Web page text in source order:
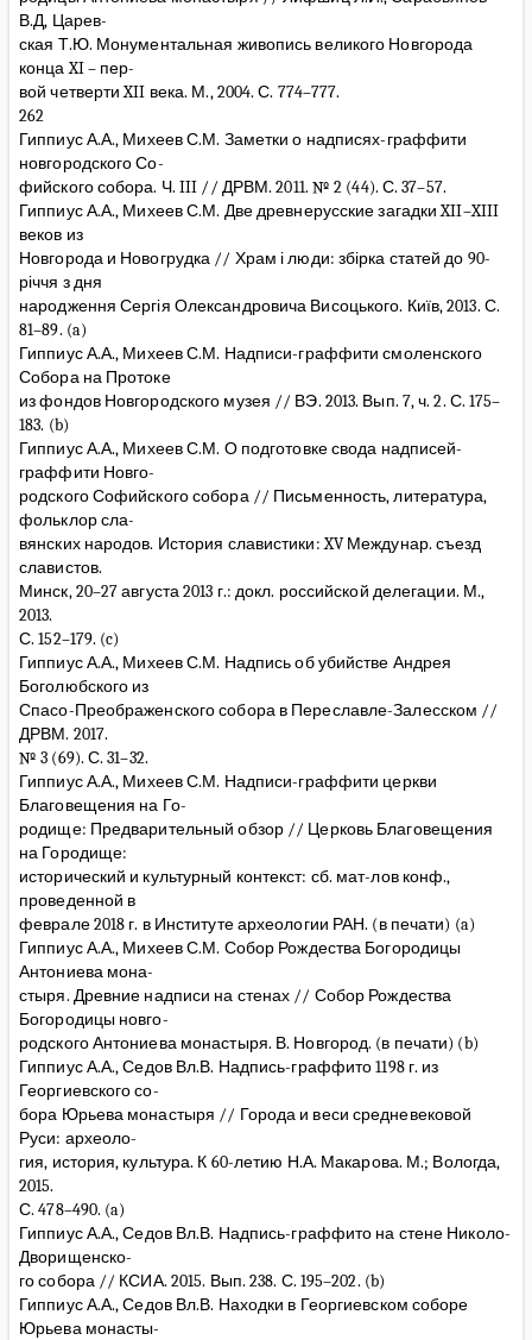
В.Д, Царев-
ская Т.Ю. Монументальная живопись великого Новгорода
конца XI – пер-
вой четверти XII века. М., 2004. С. 774–777.
262
Гиппиус А.А., Михеев С.М. Заметки о надписях-граффити
новгородского Со-
фийского собора. Ч. III // ДРВМ. 2011. № 2 (44). С. 37–57.
Гиппиус А.А., Михеев С.М. Две древнерусские загадки XII–XIII
веков из
Новгорода и Новогрудка // Храм і люди: збірка статей до 90-
річчя з дня
народження Сергія Олександровича Висоцького. Київ, 2013. С.
81–89. (a)
Гиппиус А.А., Михеев С.М. Надписи-граффити смоленского
Собора на Протоке
из фондов Новгородского музея // ВЭ. 2013. Вып. 7, ч. 2. С. 175–
183. (b)
Гиппиус А.А., Михеев С.М. О подготовке свода надписей-
граффити Новго-
родского Софийского собора // Письменность, литература,
фольклор сла-
вянских народов. История славистики: XV Междунар. съезд
славистов.
Минск, 20–27 августа 2013 г.: докл. российской делегации. М.,
2013.
С. 152–179. (c)
Гиппиус А.А., Михеев С.М. Надпись об убийстве Андрея
Боголюбского из
Спасо-Преображенского собора в Переславле-Залесском //
ДРВМ. 2017.
№ 3 (69). С. 31–32.
Гиппиус А.А., Михеев С.М. Надписи-граффити церкви
Благовещения на Го-
родище: Предварительный обзор // Церковь Благовещения
на Городище:
исторический и культурный контекст: сб. мат-лов конф.,
проведенной в
феврале 2018 г. в Институте археологии РАН. (в печати) (a)
Гиппиус А.А., Михеев С.М. Собор Рождества Богородицы
Антониева мона-
стыря. Древние надписи на стенах // Собор Рождества
Богородицы новго-
родского Антониева монастыря. В. Новгород. (в печати) (b)
Гиппиус А.А., Седов Вл.В. Надпись-граффито 1198 г. из
Георгиевского со-
бора Юрьева монастыря // Города и веси средневековой
Руси: археоло-
гия, история, культура. К 60-летию Н.А. Макарова. М.; Вологда,
2015.
С. 478–490. (a)
Гиппиус А.А., Седов Вл.В. Надпись-граффито на стене Николо-
Дворищенско-
го собора // КСИА. 2015. Вып. 238. С. 195–202. (b)
Гиппиус А.А., Седов Вл.В. Находки в Георгиевском соборе
Юрьева монасты-